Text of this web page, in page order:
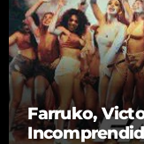
Farruko,